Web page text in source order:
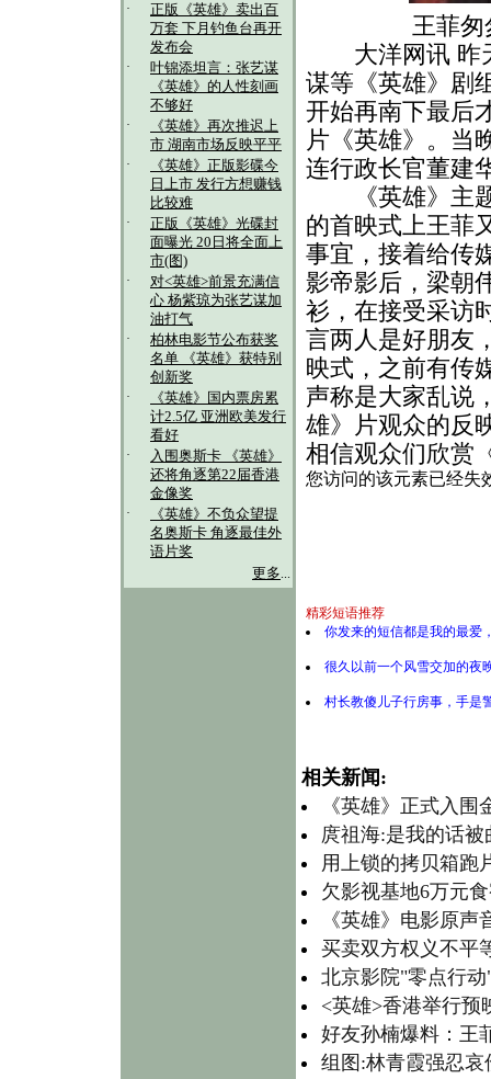
·
正版《英雄》卖出百
万套 下月钓鱼台再开
发布会
·
叶锦添坦言：张艺谋
《英雄》的人性刻画
不够好
·
《英雄》再次推迟上
市 湖南市场反映平平
·
《英雄》正版影碟今
日上市 发行方想赚钱
比较难
·
正版《英雄》光碟封
面曝光 20日将全面上
市(图)
·
对<英雄>前景充满信
心 杨紫琼为张艺谋加
油打气
·
柏林电影节公布获奖
名单 《英雄》获特别
创新奖
·
《英雄》国内票房累
计2.5亿 亚洲欧美发行
看好
·
入围奥斯卡 《英雄》
还将角逐第22届香港
金像奖
·
《英雄》不负众望提
名奥斯卡 角逐最佳外
语片奖
更多...
王菲匆
大洋网讯 昨天
谋等《英雄》剧
开始再南下最后
片《英雄》。当
连行政长官董建
《英雄》主题
的首映式上王菲
事宜，接着给传
影帝影后，梁朝
衫，在接受采访
言两人是好朋友
映式，之前有传
声称是大家乱说
雄》片观众的反
相信观众们欣赏
精彩短语推荐
你发来的短信都是我的最爱
很久以前一个风雪交加的
村长教傻儿子行房事，手
相关新闻:
《英雄》正式入
庹祖海:是我的话
用上锁的拷贝箱跑
欠影视基地6万元
《英雄》电影原
买卖双方权义不平
北京影院"零点行
<英雄>香港举行预
好友孙楠爆料：王
组图:林青霞强忍